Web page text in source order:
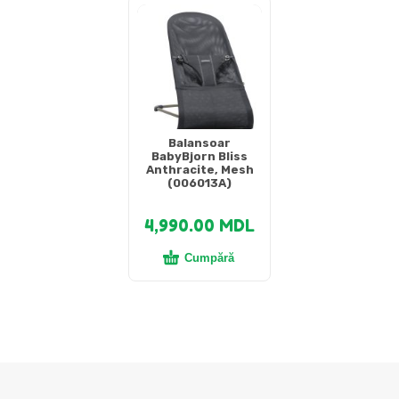
Balansoar
BabyBjorn Bliss
Anthracite, Mesh
(006013A)
4,990.00 MDL
Cumpără